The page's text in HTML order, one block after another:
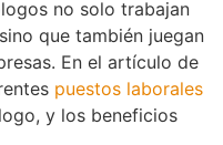
no solo trabajan
que también juegan
En el artículo de
puestos laborales
y los beneficios